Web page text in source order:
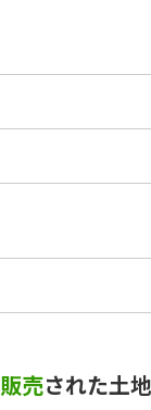
販売された土